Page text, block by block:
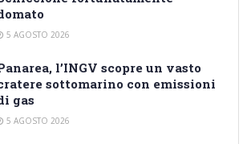
5 AGOSTO 2026
l’INGV scopre un vasto
sottomarino con emissioni
gas
5 AGOSTO 2026